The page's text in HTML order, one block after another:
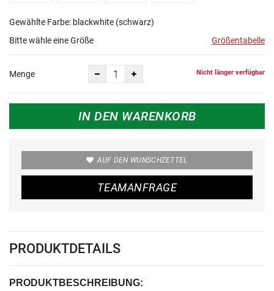
Gewählte Farbe: blackwhite (schwarz)
Bitte wähle eine Größe
Größentabelle
Menge Nicht länger verfügbar
IN DEN WARENKORB
AUF DEN WUNSCHZETTEL
TEAMANFRAGE
PRODUKTDETAILS
PRODUKTBESCHREIBUNG: